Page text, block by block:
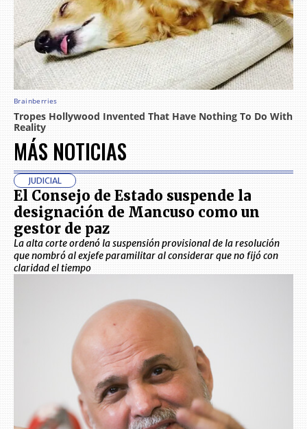
MÁS NOTICIAS
JUDICIAL
El Consejo de Estado suspende la
designación de Mancuso como un
gestor de paz
La alta corte ordenó la suspensión provisional de la resolución
que nombró al exjefe paramilitar al considerar que no fijó con
claridad el tiempo